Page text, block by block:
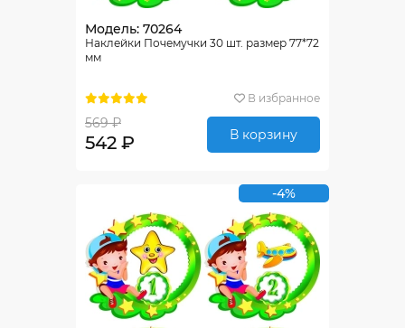
Модель: 70264
Наклейки Почемучки 30 шт. размер 77*72
мм
В избранное
569 ₽
542 ₽ В корзину
-4%